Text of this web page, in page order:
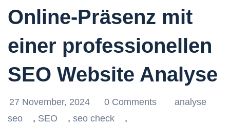
Online-Präsenz mit
einer professionellen
SEO Website Analyse
27 November, 2024 0 Comments
analyse
seo
, SEO , seo check
,